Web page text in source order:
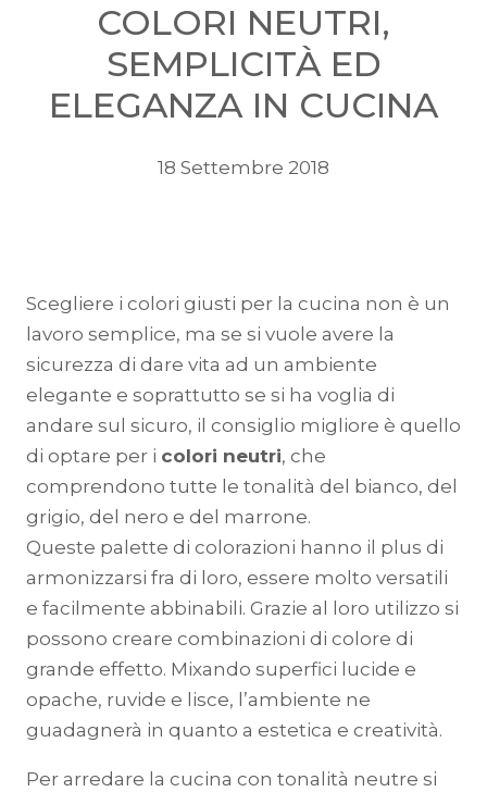
COLORI NEUTRI,
SEMPLICITÀ ED
ELEGANZA IN CUCINA
18 Settembre 2018
Scegliere i colori giusti per la cucina non è un
lavoro semplice, ma se si vuole avere la
sicurezza di dare vita ad un ambiente
elegante e soprattutto se si ha voglia di
andare sul sicuro, il consiglio migliore è quello
di optare per i colori neutri, che
comprendono tutte le tonalità del bianco, del
grigio, del nero e del marrone.
Queste palette di colorazioni hanno il plus di
armonizzarsi fra di loro, essere molto versatili
e facilmente abbinabili. Grazie al loro utilizzo si
possono creare combinazioni di colore di
grande effetto. Mixando superfici lucide e
opache, ruvide e lisce, l’ambiente ne
guadagnerà in quanto a estetica e creatività.
Per arredare la cucina con tonalità neutre si